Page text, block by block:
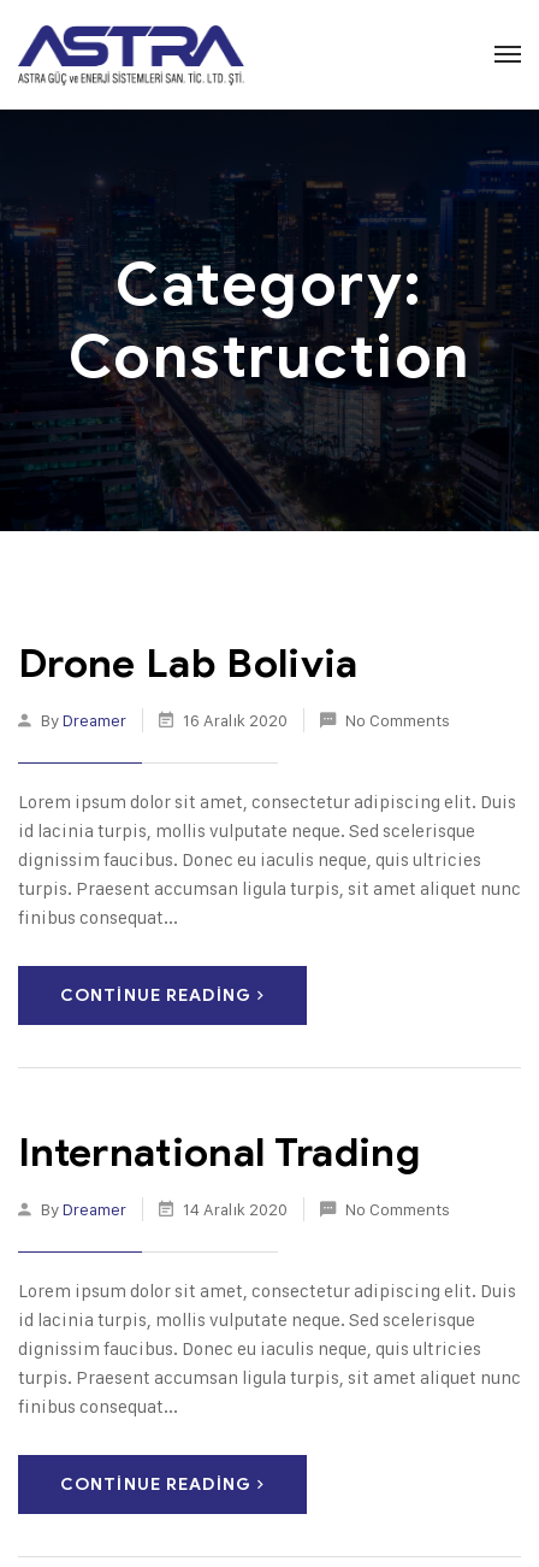
Category:
Construction
Drone Lab Bolivia
ByDreamer 16 Aralık 2020 No Comments
Lorem ipsum dolor sit amet, consectetur adipiscing elit. Duis
id lacinia turpis, mollis vulputate neque. Sed scelerisque
dignissim faucibus. Donec eu iaculis neque, quis ultricies
turpis. Praesent accumsan ligula turpis, sit amet aliquet nunc
finibus consequat...
CONTINUE READING
International Trading
ByDreamer 14 Aralık 2020 No Comments
Lorem ipsum dolor sit amet, consectetur adipiscing elit. Duis
id lacinia turpis, mollis vulputate neque. Sed scelerisque
dignissim faucibus. Donec eu iaculis neque, quis ultricies
turpis. Praesent accumsan ligula turpis, sit amet aliquet nunc
finibus consequat...
CONTINUE READING